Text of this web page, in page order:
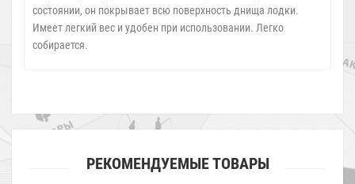
состоянии, он покрывает всю поверхность днища лодки.
Имеет легкий вес и удобен при использовании. Легко
собирается.
РЕКОМЕНДУЕМЫЕ ТОВАРЫ